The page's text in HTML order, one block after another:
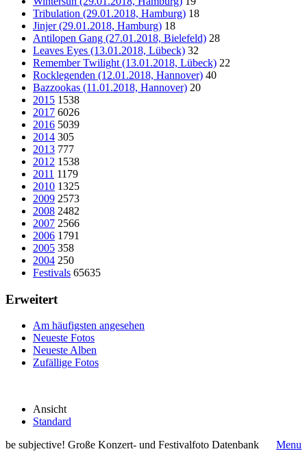
Tribulation (29.01.2018, Hamburg) 18
Jinjer (29.01.2018, Hamburg) 18
Antilopen Gang (27.01.2018, Bielefeld) 28
Leaves Eyes (13.01.2018, Lübeck) 32
Remember Twilight (13.01.2018, Lübeck) 22
Rocklegenden (12.01.2018, Hannover) 40
Bazzookas (11.01.2018, Hannover) 20
2015 1538
2017 6026
2016 5039
2014 305
2013 777
2012 1538
2011 1179
2010 1325
2009 2573
2008 2482
2007 2566
2006 1791
2005 358
2004 250
Festivals 65635
Erweitert
Am häufigsten angesehen
Neueste Fotos
Neueste Alben
Zufällige Fotos
Ansicht
Standard
be subjective! Große Konzert- und Festivalfoto Datenbank
Menu